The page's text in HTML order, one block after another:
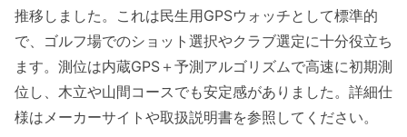
推移しました。これは民生用GPSウォッチとして標準的
で、ゴルフ場でのショット選択やクラブ選定に十分役立ち
ます。測位は内蔵GPS＋予測アルゴリズムで高速に初期測
位し、木立や山間コースでも安定感がありました。詳細仕
様はメーカーサイトや取扱説明書を参照してください。